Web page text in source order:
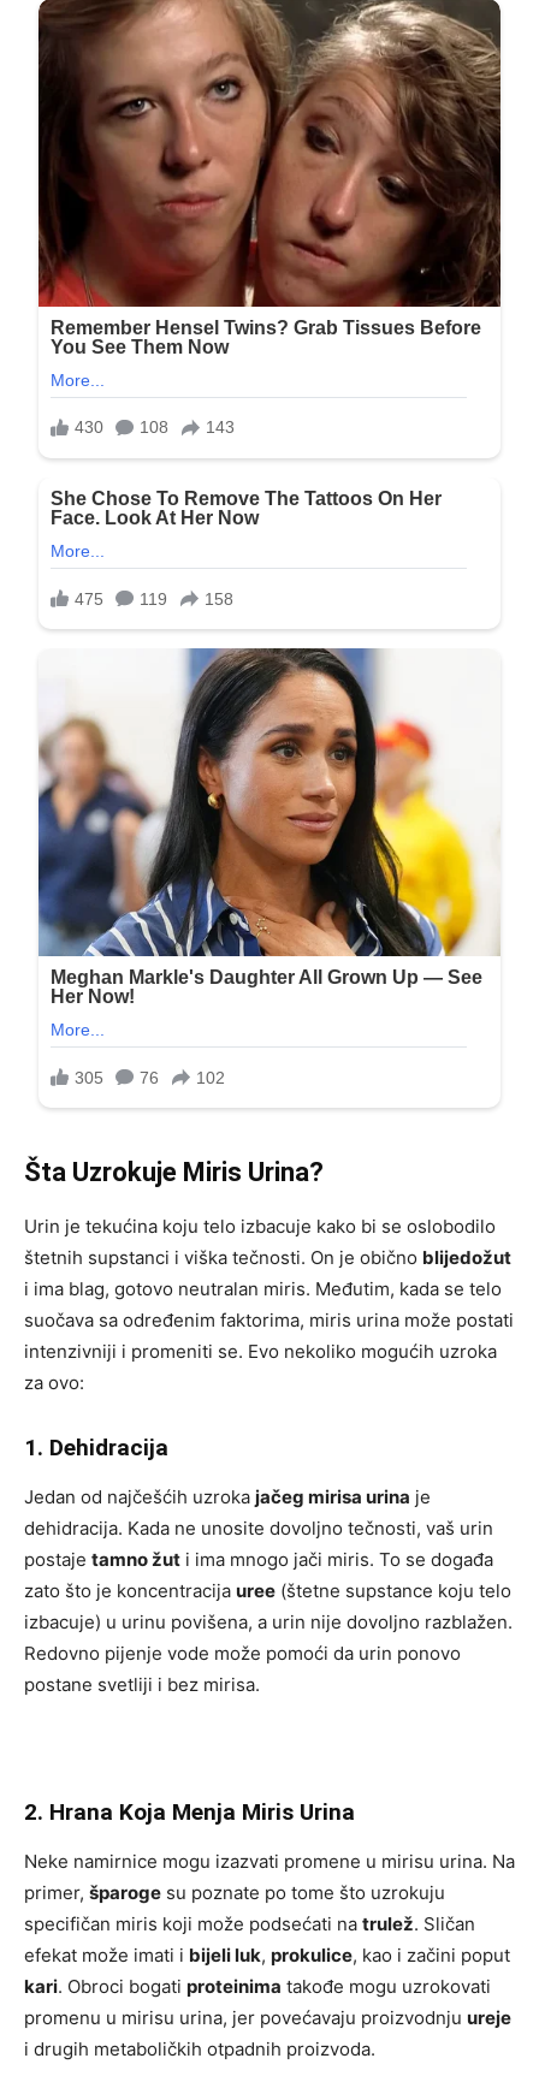
Šta Uzrokuje Miris Urina?
Urin je tekućina koju telo izbacuje kako bi se oslobodilo
štetnih supstanci i viška tečnosti. On je obično blijedožut
i ima blag, gotovo neutralan miris. Međutim, kada se telo
suočava sa određenim faktorima, miris urina može postati
intenzivniji i promeniti se. Evo nekoliko mogućih uzroka
za ovo:
1. Dehidracija
Jedan od najčešćih uzroka jačeg mirisa urina je
dehidracija. Kada ne unosite dovoljno tečnosti, vaš urin
postaje tamno žut i ima mnogo jači miris. To se događa
zato što je koncentracija uree (štetne supstance koju telo
izbacuje) u urinu povišena, a urin nije dovoljno razblažen.
Redovno pijenje vode može pomoći da urin ponovo
postane svetliji i bez mirisa.
2. Hrana Koja Menja Miris Urina
Neke namirnice mogu izazvati promene u mirisu urina. Na
primer, šparoge su poznate po tome što uzrokuju
specifičan miris koji može podsećati na trulež. Sličan
efekat može imati i bijeli luk, prokulice, kao i začini poput
kari. Obroci bogati proteinima takođe mogu uzrokovati
promenu u mirisu urina, jer povećavaju proizvodnju ureje
i drugih metaboličkih otpadnih proizvoda.